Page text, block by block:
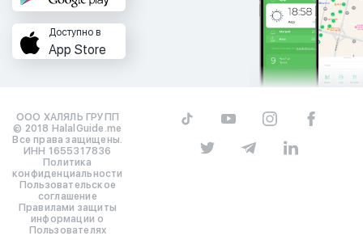
Доступно в
App Store
ООО ХАЛЯЛЬ ГРУПП
© 2018 HalalGuide.me
Все права защищены.
ИНН 1655317836
Политика
конфиденциальности
Пользовательское
соглашение
Правилами защиты
информации о
Пользователях